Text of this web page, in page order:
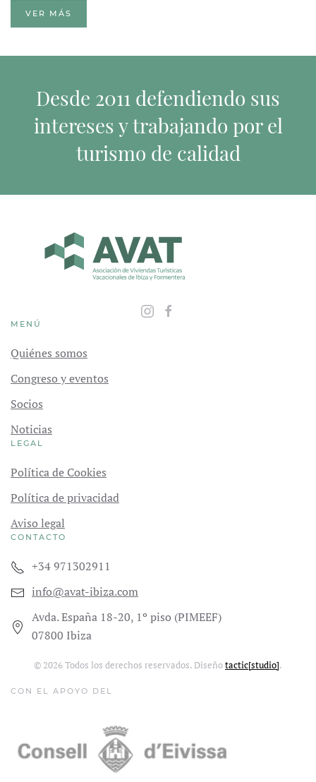
VER MÁS
Desde 2011 defendiendo sus
intereses y trabajando por el
turismo de calidad
MENÚ
Quiénes somos
Congreso y eventos
Socios
Noticias
LEGAL
Política de Cookies
Política de privacidad
Aviso legal
CONTACTO
+34 971302911
info@avat-ibiza.com
Avda. España 18-20, 1º piso (PIMEEF)
07800 Ibiza
© 2026Todos los derechos reservados. Diseñotactic[studio].
CON EL APOYO DEL